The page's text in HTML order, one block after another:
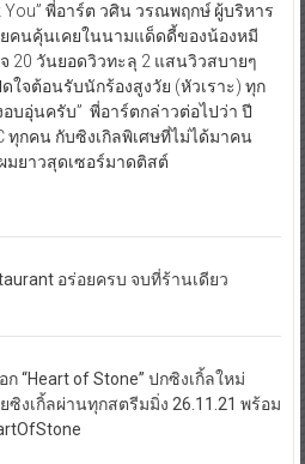
You” พี่อาร์ต วศิน วรณพฤกษ์ ผู้บริหาร
คนคุ้นเคยในนามแด็ดดี้ของน้องหมี
20 วันยอดวิวทะลุ 2 แสนวิวสบายๆ
ใจต้อนรับนักร้องสูงวัย (หัวเราะ) ทุก
บอุ่นครับ” พี่อาร์ตกล่าวต่อไปว่า ปี
กคน กับซิงเกิลพิเศษที่ไม่ได้มาคน
มยาวสุดเซอร์มาดติสต์
อร่อยครบ จบที่ร้านเดียว
ก “Heart of Stone” ปกซิงเกิ้ลใหม่
ซิงเกิ้ลผ่านทุกสตรีมมิ่ง 26.11.21 พร้อม